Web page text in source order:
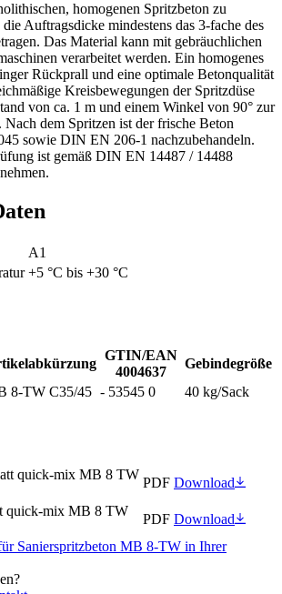
homogenen Spritzbeton zu
Auftragsdicke mindestens das 3-fache des
Das Material kann mit gebräuchlichen
verarbeitet werden. Ein homogenes
Rückprall und eine optimale Betonqualität
Kreisbewegungen der Spritzdüse
von ca. 1 m und einem Winkel von 90° zur
Nach dem Spritzen ist der frische Beton
sowie DIN EN 206-1 nachzubehandeln.
ist gemäß DIN EN 14487 / 14488
A1
+5 °C bis +30 °C
GTIN/EAN
4004637
Gebindegröße
8-TW C35/45 - 53545 0 40 kg/Sack
quick-mix MB 8 TW
PDF Download
quick-mix MB 8 TW
PDF Download
Sanierspritzbeton MB 8-TW in Ihrer